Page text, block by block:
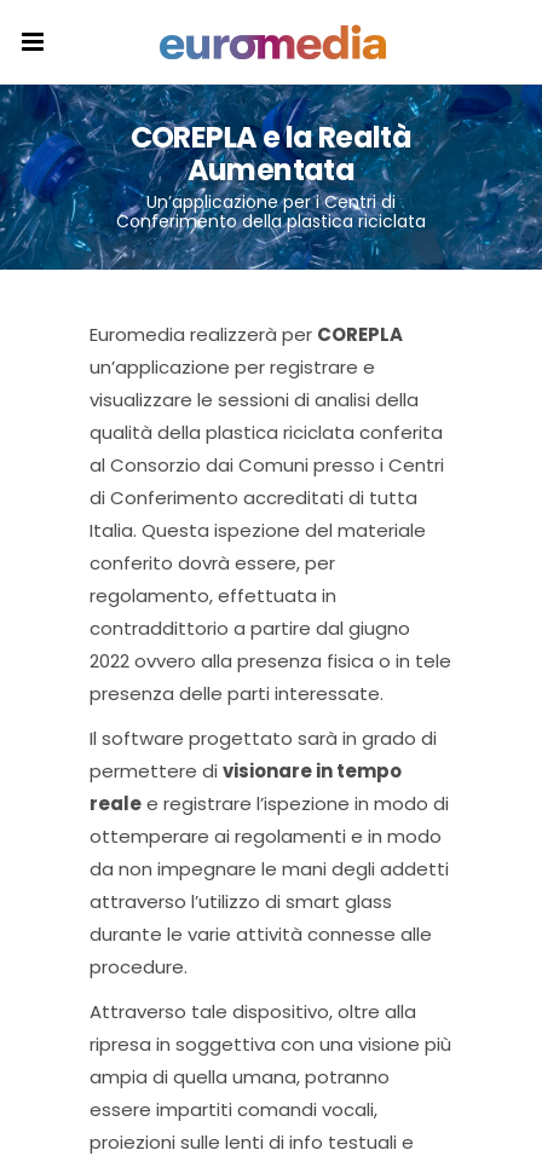
COREPLA e la Realtà
Aumentata
Un’applicazione per i Centri di
Conferimento della plastica riciclata
Euromedia realizzerà per COREPLA
un’applicazione per registrare e
visualizzare le sessioni di analisi della
qualità della plastica riciclata conferita
al Consorzio dai Comuni presso i Centri
di Conferimento accreditati di tutta
Italia. Questa ispezione del materiale
conferito dovrà essere, per
regolamento, effettuata in
contraddittorio a partire dal giugno
2022 ovvero alla presenza fisica o in tele
presenza delle parti interessate.
Il software progettato sarà in grado di
permettere di visionare in tempo
realee registrare l’ispezione in modo di
ottemperare ai regolamenti e in modo
da non impegnare le mani degli addetti
attraverso l’utilizzo di smart glass
durante le varie attività connesse alle
procedure.
Attraverso tale dispositivo, oltre alla
ripresa in soggettiva con una visione più
ampia di quella umana, potranno
essere impartiti comandi vocali,
proiezioni sulle lenti di info testuali e